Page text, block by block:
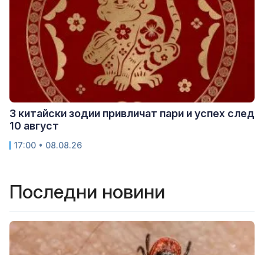
3 китайски зодии привличат пари и успех след
10 август
17:00 • 08.08.26
Последни новини